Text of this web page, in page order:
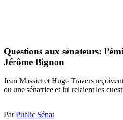
Questions aux sénateurs:
Jérôme Bignon
Jean Massiet et Hugo Travers
ou une sénatrice et lui relaient les
ParPublic Sénat